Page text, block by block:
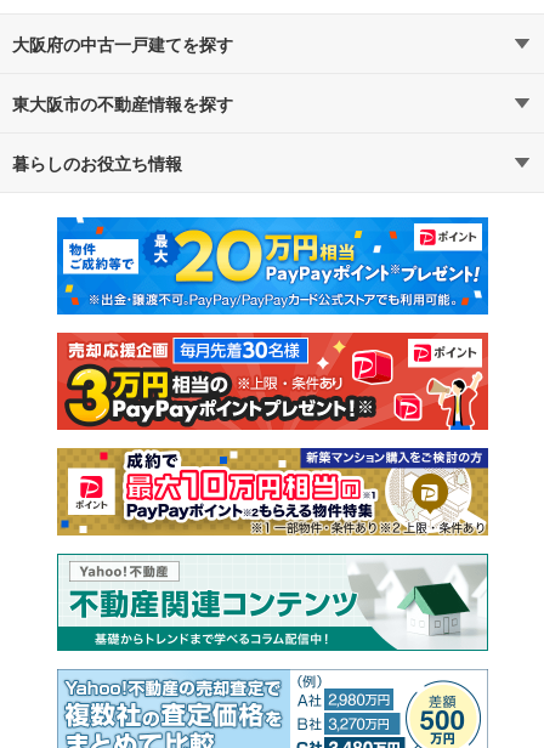
大阪府の中古一戸建てを探す
路線・駅から探す
通勤・通学時間から探す
東大阪市の不動産情報を探す
不動産・住宅
新築マンション 中古マンション
新築一戸建て 中古一戸建て
注文住宅 土地
売却査定
暮らしのお役立ち情報
マンションカタログ 教えて！住まいの先生